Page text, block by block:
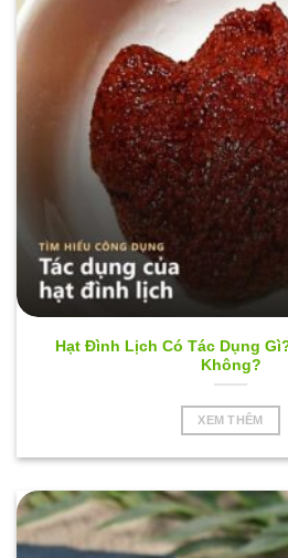
Hạt Đình Lịch Có Tác Dụng
Không?
XEM THÊM